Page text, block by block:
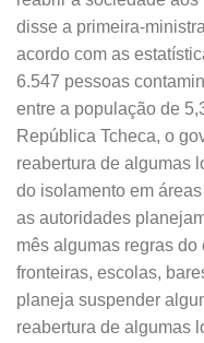
disse a primeira-
acordo com as
6.547 pessoas
entre a população de
República Tcheca, o
reabertura de algumas
do isolamento em
as autoridades
mês algumas regras
fronteiras, escolas,
planeja suspender
reabertura de algumas